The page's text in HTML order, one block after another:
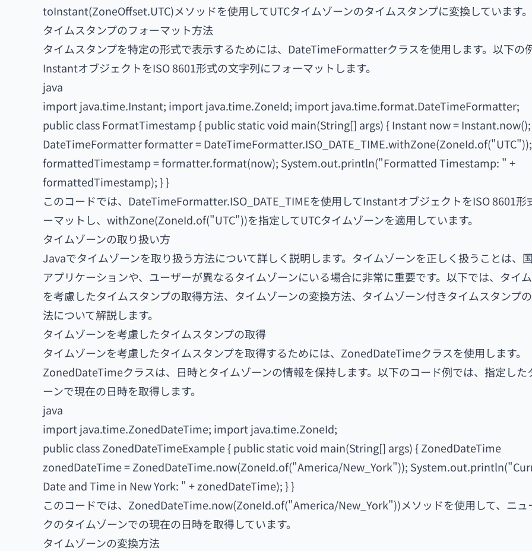
toInstant(ZoneOffset.UTC)メソッドを使用してUTCタイムゾーンのタイムスタンプに変換しています。
タイムスタンプのフォーマット方法
タイムスタンプを特定の形式で表示するためには、DateTimeFormatterクラスを使用します。以下の例
InstantオブジェクトをISO 8601形式の文字列にフォーマットします。
java
import java.time.Instant; import java.time.ZoneId; import java.time.format.DateTimeFormatter;
public class FormatTimestamp { public static void main(String[] args) { Instant now = Instant.now();
DateTimeFormatter formatter =
formattedTimestamp = formatter.format(now); System.out.println("Formatted Timestamp: " +
formattedTimestamp); } }
このコードでは、DateTimeFormatter.ISO_DATE_TIMEを使用してInstantオブジェクトをISO 8601形
ーマットし、withZone(ZoneId.of("UTC"))を指定してUTCタイムゾーンを適用しています。
タイムゾーンの取り扱い方
Javaでタイムゾーンを取り扱う方法について詳しく説明します。タイムゾーンを正しく扱うことは、
アプリケーションや、ユーザーが異なるタイムゾーンにいる場合に非常に重要です。以下では、タイ
を考慮したタイムスタンプの取得方法、タイムゾーンの変換方法、タイムゾーン付きタイムスタンプ
法について解説します。
タイムゾーンを考慮したタイムスタンプの取得
タイムゾーンを考慮したタイムスタンプを取得するためには、ZonedDateTimeクラスを使用します。
ZonedDateTimeクラスは、日時とタイムゾーンの情報を保持します。以下のコード例では、指定した
ーンで現在の日時を取得します。
java
import java.time.ZonedDateTime; import java.time.ZoneId;
public class ZonedDateTimeExample { public static void main(String[] args) { ZonedDateTime
zonedDateTime = ZonedDateTime.now(ZoneId.of("America/New_York"));
Date and Time in New York: " + zonedDateTime); } }
このコードでは、ZonedDateTime.now(ZoneId.of("America/New_York"))メソッドを使用して、ニュ
クのタイムゾーンでの現在の日時を取得しています。
タイムゾーンの変換方法